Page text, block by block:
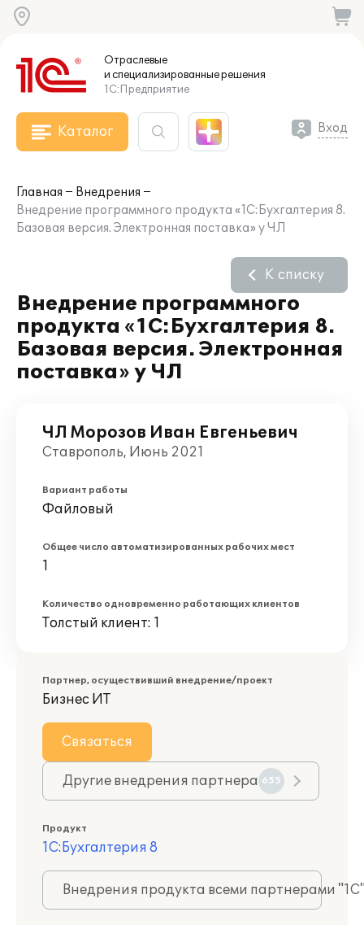
Отраслевые
и специализированныерешения
1С:Предприятие
Каталог Вход
Главная
Внедрения
Внедрение программного продукта «1С:Бухгалтерия 8.
Базовая версия. Электронная поставка» у ЧЛ
Внедрение программного
продукта «1С:Бухгалтерия 8.
Базовая версия. Электронная
поставка» у ЧЛ
К списку
ЧЛ Морозов Иван Евгеньевич
Ставрополь, Июнь 2021
Вариант работы
Файловый
Общее число автоматизированных рабочих мест
1
Количество одновременно работающих клиентов
Толстый клиент: 1
Партнер, осуществивший внедрение/проект
Бизнес ИТ
Связаться
Другие внедрения партнера 655
Продукт
1С:Бухгалтерия 8
Внедрения продукта всеми партнерами